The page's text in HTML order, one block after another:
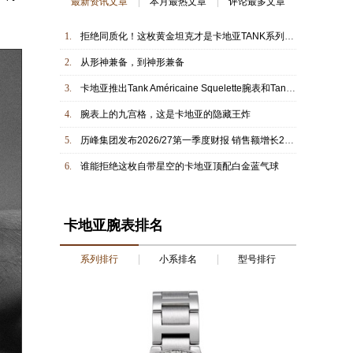
1. 拒绝同质化！这枚黄金坦克才是卡地亚TANK系列的初心
2. 从形神兼备，到神形兼备
3. 卡地亚推出Tank Américaine Squelette腕表和Tank Américaine Art Déco腕表
4. 腕表上的九宫格，这是卡地亚的隐藏王炸
5. 历峰集团发布2026/27第一季度财报 销售额增长20%
6. 谁能拒绝这枚自带星空的卡地亚顶配白金蓝气球
卡地亚腕表排名
系列排行 小系排名 型号排行